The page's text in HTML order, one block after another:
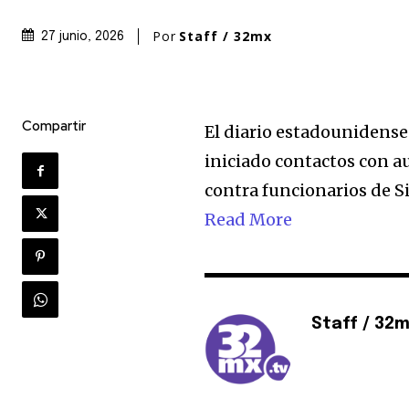
Únete a nuestra
la
Para suscribirte, solo escribe tu
privacidad y no enviaremos
27 junio, 2026 Por Staff / 32mx
Compartir
El diario
iniciado contactos con
contra funcionarios de
Read More
Staff /